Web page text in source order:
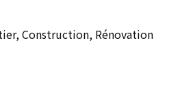
Construction, Rénovation